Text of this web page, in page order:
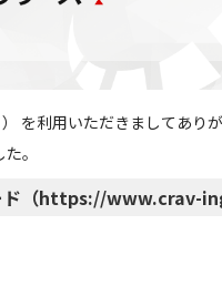
を利用いただきましてあり
。
ド（https://www.crav-